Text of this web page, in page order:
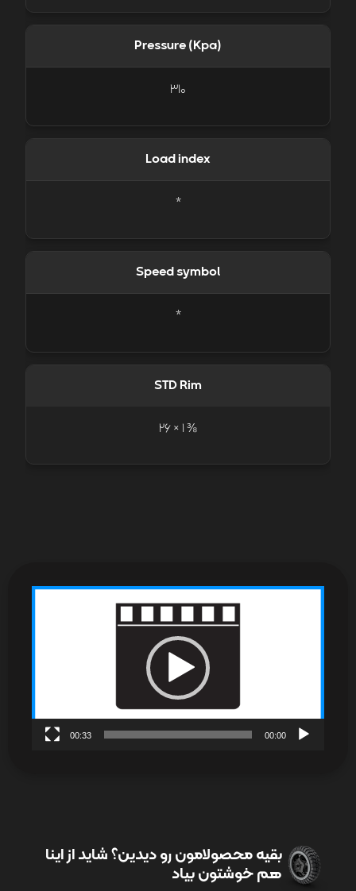
Pressure (Kpa)
310
Load index
*
Speed symbol
*
STD Rim
⅜ 1 × 26
00:00
00:33
بقیه محصولامون رو دیدین؟ شاید از اینا
هم خوشتون بیاد